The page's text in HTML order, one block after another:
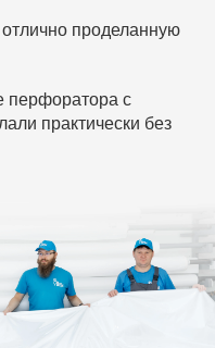
проделанную
перфоратора с
практически без